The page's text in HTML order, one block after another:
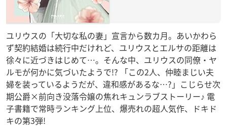
ユリウスの「大切な私の妻」宣言から数カ月。あいかわら
ず契約結婚は続行中だけれど、ユリウスとエルサの距離は
徐々に近づきはじめて…。そんな中、ユリウスの同僚・ヤ
ルモが何かに気づいたようで!? 「この2人、仲睦まじい夫
婦を装っているようだが、違和感があるな…?」こじらせ次
期公爵×前向き没落令嬢の焦れキュンラブストーリー♪ 電
子書籍で常時ランキング上位、爆売れの超人気作、ドキド
キの第3弾!